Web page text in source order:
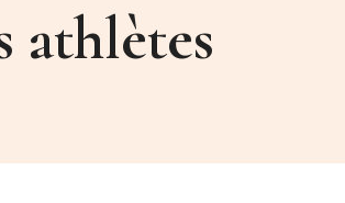
athlètes